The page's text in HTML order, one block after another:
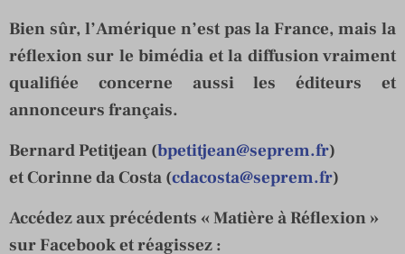
Bien sûr, l’Amérique n’est pas la France, mais la
réflexion sur le bimédia et la diffusion vraiment
qualifiée concerne aussi les éditeurs et
annonceurs français.
Bernard Petitjean (bpetitjean@seprem.fr)
et Corinne da Costa (cdacosta@seprem.fr)
Accédez aux précédents « Matière à Réflexion »
sur Facebook et réagissez :